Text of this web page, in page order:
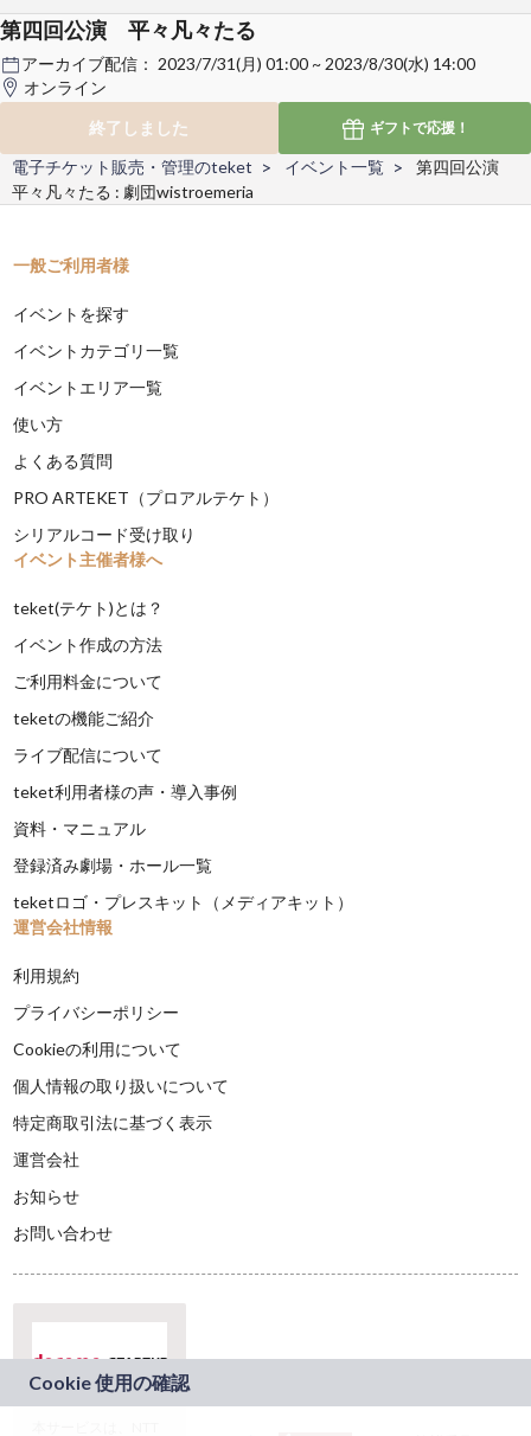
第四回公演 平々凡々たる
アーカイブ配信： 2023/7/31(月) 01:00 ~ 2023/8/30(水) 14:00
オンライン
終了しました
ギフトで応援！
電子チケット販売・管理のteket イベント一覧
第四回公演
平々凡々たる : 劇団wistroemeria
一般ご利用者様
イベントを探す
イベントカテゴリ一覧
イベントエリア一覧
使い方
よくある質問
PRO ARTEKET（プロアルテケト）
シリアルコード受け取り
イベント主催者様へ
teket(テケト)とは？
イベント作成の方法
ご利用料金について
teketの機能ご紹介
ライブ配信について
teket利用者様の声・導入事例
資料・マニュアル
登録済み劇場・ホール一覧
teketロゴ・プレスキット（メディアキット）
運営会社情報
利用規約
プライバシーポリシー
Cookieの利用について
個人情報の取り扱いについて
特定商取引法に基づく表示
運営会社
お知らせ
お問い合わせ